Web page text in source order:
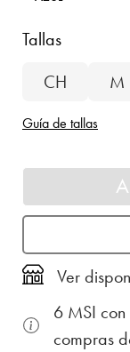
Tallas
CH
M
Guía de tallas
Ver
6 MSI con
compras